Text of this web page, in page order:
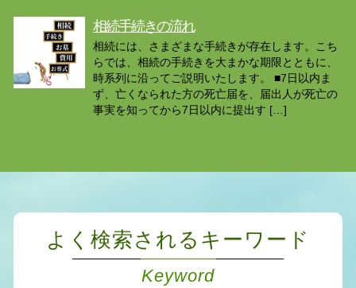
相続手続きの流れ
相続には、さまざまな手続きが存在します。こち
らでは、相続の手続きを大まかな期限とともに、
時系列に沿ってご説明いたします。 ■7日以内ま
ず、亡くなられた方の死亡届を、届出人が死亡の
事実を知ってから7日以内に提出す […]
よく検索されるキーワード
Keyword